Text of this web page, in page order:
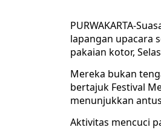
PURWAKARTA-
lapangan upacara
pakaian kotor,
Mereka bukan
bertajuk Festival
menunjukkan
Aktivitas mencuci